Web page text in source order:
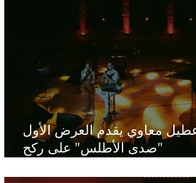
عطيل معاوي يقدم العرض الأول
"صدى الأطلس" على ركح